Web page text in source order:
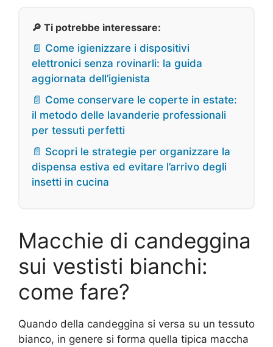
🔎 Ti potrebbe interessare:
📄 Come igienizzare i dispositivi
elettronici senza rovinarli: la guida
aggiornata dell’igienista
📄 Come conservare le coperte in estate:
il metodo delle lavanderie professionali
per tessuti perfetti
📄 Scopri le strategie per organizzare la
dispensa estiva ed evitare l’arrivo degli
insetti in cucina
Macchie di candeggina
sui vestisti bianchi:
come fare?
Quando della candeggina si versa su un tessuto
bianco, in genere si forma quella tipica maccha